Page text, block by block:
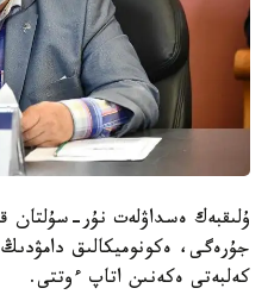
ۇلىقبەك ەسداۋلەت نۇر-سۇلتان
جۇرەگى، ەكونوميكالىق
كەلبەتى ەكەنىن اتاپ ءوتتى.